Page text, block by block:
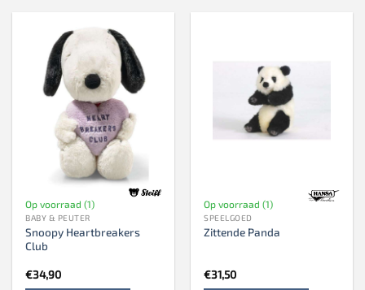
Op voorraad (1)
BABY & PEUTER
Snoopy Heartbreakers
Club
€34,90
Op voorraad (1)
SPEELGOED
Zittende Panda
€31,50